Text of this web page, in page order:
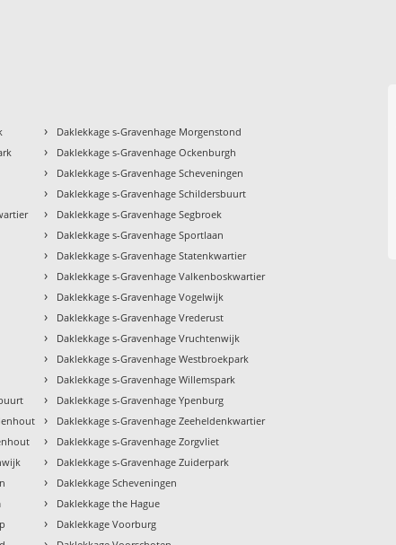
› Daklekkage s-Gravenhage Morgenstond
› Daklekkage s-Gravenhage Ockenburgh
› Daklekkage s-Gravenhage Scheveningen
› Daklekkage s-Gravenhage Schildersbuurt
› Daklekkage s-Gravenhage Segbroek
› Daklekkage s-Gravenhage Sportlaan
› Daklekkage s-Gravenhage Statenkwartier
› Daklekkage s-Gravenhage Valkenboskwartier
› Daklekkage s-Gravenhage Vogelwijk
› Daklekkage s-Gravenhage Vrederust
› Daklekkage s-Gravenhage Vruchtenwijk
› Daklekkage s-Gravenhage Westbroekpark
› Daklekkage s-Gravenhage Willemspark
› Daklekkage s-Gravenhage Ypenburg
› Daklekkage s-Gravenhage Zeeheldenkwartier
› Daklekkage s-Gravenhage Zorgvliet
› Daklekkage s-Gravenhage Zuiderpark
› Daklekkage Scheveningen
› Daklekkage the Hague
› Daklekkage Voorburg